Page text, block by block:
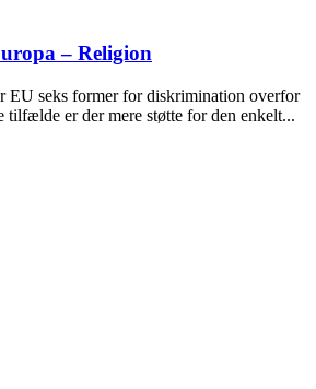
– Religion
EU seks former for diskrimination overfor
tilfælde er der mere støtte for den enkelt...